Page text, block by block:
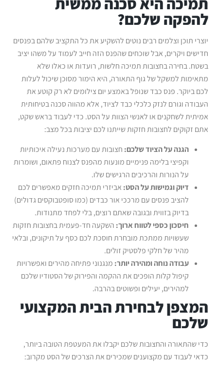
להפקה שלכם?
יוצרי תוכן וצלמים רבים נוטים להשקיע את כל התקציב שלהם בפנסים
חדישים ויקרים, אבל שוכחים שהפנס הזה חייב לעמוד על משהו יציב
בשטח. בחירה בחצובות תמיכה חלשות, רועדות או כאלו שלא
מתאימות למשקל של גוף התאורה, היא הימור מסוכן שיכול לעלות
לכם ביוקר. פנס כבד שנופל באמצע יום צילומים לא רק קוטע את
העבודה וגורם לנזק כלכלי כבד לציוד, אלא מהווה סכנה בטיחותית
אמיתית לשחקנים או לאנשי הצוות על הסט. כדי לעבוד בראש שקט,
אתם זקוקים לחצובות חזקות שייתנו לכם יציבות בכל מצב:
הגנה על הציוד שלכם:חצובות עם מערכות נעילה איכותיות
וקפיצי בלימה פנימיים מונעות מהפנס לצנוח פתאום, ושומרות
על הנורות והרכיבים הרגישים שלו.
דיוק וגמישות על הסט:אביזרי תמיכה חזקים מאפשרים לכם
להציב פנסים עם מרככי אור כבדים (כמו סופטבוקסים גדולים)
בדיוק בזווית ובגובה שאתם רוצים, בלי לפחד מתנודות.
חיסכון כספי לטווח ארוך:השקעה חד-פעמית בחצובות חזקות
שעשויות ממתכת מובחרת חוסכת לכם כסף על תיקונים, ובלאי
מהיר של חלקי פלסטיק זולים.
עבודה נוחה ומהירה יותר:מנגנוני פתיחה מהירים ואפשרויות
קיפול קלות הופכים את ההקמה והפירוק של הסטודיו שלכם
למהירים, יעילים ופשוטים בהרבה.
המצפן לבחירת הבית המקצועי
שלכם
כדי שהתאורה והחצובות שלכם יקבלו את המעטפת הטובה ביותר,
כדאי לעבוד עם מקצוענים שמכירים את הצרכים של הסט מקרוב: